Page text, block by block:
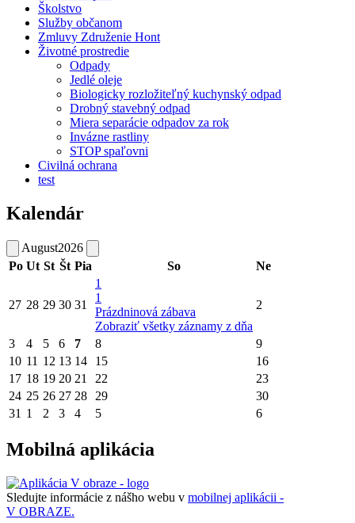
Školstvo
Služby občanom
Zmluvy Združenie Hont
Životné prostredie
Odpady
Jedlé oleje
Biologicky rozložiteľný kuchynský odpad
Drobný stavebný odpad
Miera separácie odpadov za rok
Invázne rastliny
STOP spaľovni
Civilná ochrana
test
Kalendár
August2026
Po Ut St Št Pia So Ne
27 28 29 30 31
1
1
Prázdninová zábava
Zobraziť všetky záznamy z dňa
2
3 4 5 6 7 8
9
10 11 12 13 14 15
16
17 18 19 20 21 22
23
24 25 26 27 28 29
30
31 1 2 3 4 5 6
Mobilná aplikácia
Sledujte informácie z nášho webu v mobilnej aplikácii -
V OBRAZE.